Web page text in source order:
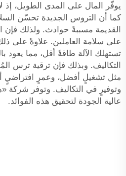
يوفّر المال على المدى الطويل، إذ
كما أن التروس الجديدة تحسّن
القديمة مسببةً حوادث. ولذلك فإن
على سلامة العاملين. علاوةً على
تستهلك الآلة طاقةً أقل، مما يعود
التكاليف. وبذلك فإن ترقية ترس
مثل تشغيلٍ أفضل، وعمرٍ افتراضيٍ
وتوفيرٍ في التكاليف. وتوفر شركة
عالية الجودة لتحقيق هذه الفوائد.